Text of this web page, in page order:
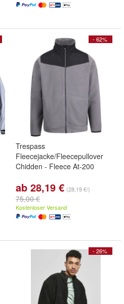
- 62%
Trespass
Fleecejacke/Fleecepullover
Chidden - Fleece At-200
ab 28,19 € (28,19 €/)
75,00 €
Kostenloser Versand
- 26%